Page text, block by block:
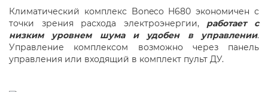
Климатический комплекс Boneco H680 экономичен с
точки зрения расхода электроэнергии, работает с
низким уровнем шума и удобен в управлении.
Управление комплексом возможно через панель
управления или входящий в комплект пульт ДУ.